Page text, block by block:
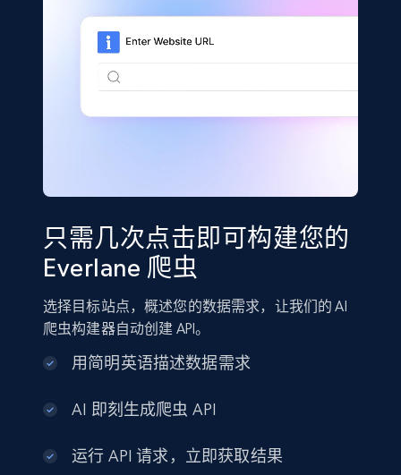
只需几次点击即可构建您的
Everlane 爬虫
选择目标站点，概述您的数据需求，让我们的 AI
爬虫构建器自动创建 API。
用简明英语描述数据需求
AI 即刻生成爬虫 API
运行 API 请求，立即获取结果